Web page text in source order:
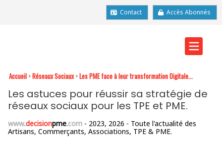
Contact Accès Abonnés
Accueil >Réseaux Sociaux>Les PME face à leur transformation Digitale...
Les astuces pour réussir sa stratégie de
réseaux sociaux pour les TPE et PME.
www.decisionpme.com - 2023, 2026 - Toute l'actualité des
Artisans, Commerçants, Associations, TPE & PME.